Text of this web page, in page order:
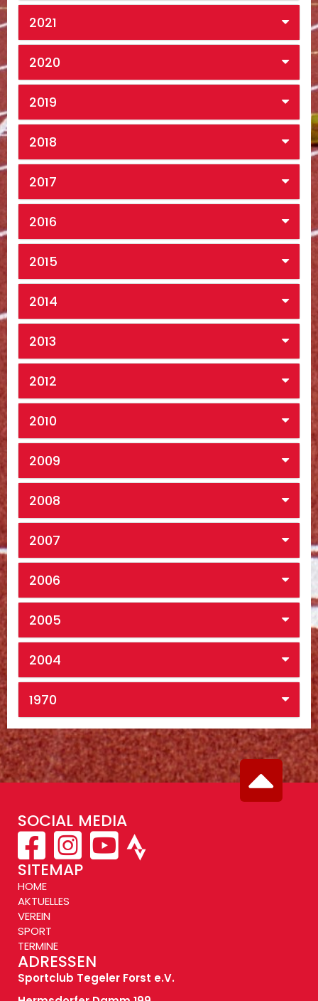
2021
2020
2019
2018
2017
2016
2015
2014
2013
2012
2010
2009
2008
2007
2006
2005
2004
1970
SOCIAL MEDIA
SITEMAP
HOME
AKTUELLES
VEREIN
SPORT
TERMINE
ADRESSEN
Sportclub Tegeler Forst e.V.